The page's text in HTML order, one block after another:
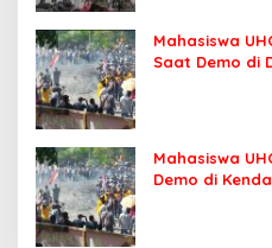
Mahasiswa
Saat Demo di
Mahasiswa
Demo di